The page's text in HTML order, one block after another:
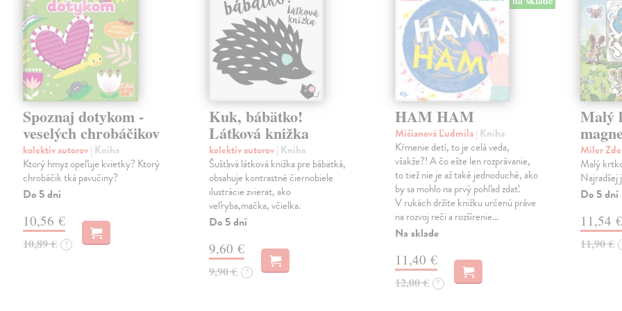
Spoznaj dotykom -
veselých chrobáčikov
kolektív autorov| Kniha
Ktorý hmyz opeľuje kvietky? Ktorý
chrobáčik tká pavučiny?
Do 5 dní
10,56 €
10,89 € ?
Kuk, bábätko!
Látková knižka
kolektív autorov| Kniha
Šušťavá látková knižka pre bábätká,
obsahuje kontrastné čiernobiele
ilustrácie zvierat, ako
veľryba,mačka, včielka.
Do 5 dní
9,60 €
9,90 € ?
HAM HAM
Mičianová Ľudmila| Kniha
Kŕmenie detí, to je celá veda,
všakže?! A čo ešte len rozprávanie,
to tiež nie je až také jednoduché, ako
by sa mohlo na prvý pohľad zdať.
V rukách držíte knižku určenú práve
na rozvoj reči a rozšírenie…
Na sklade
11,40 €
12,00 € ?
Malý
Miler
Malý
Najradšej
Do 5 dní
11,54
11,90 €